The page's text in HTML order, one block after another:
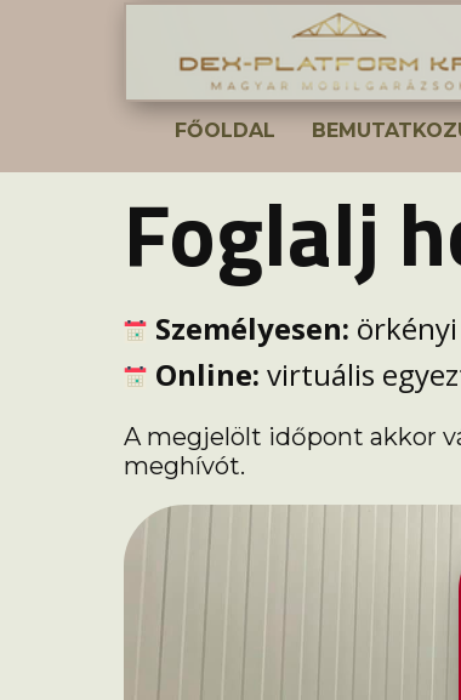
FŐOLDAL
Foglalj
Személyesen:
Online: virtuális
A megjelölt időpont akkor
meghívót.